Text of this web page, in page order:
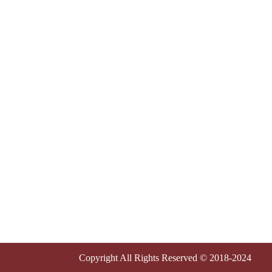
Copyright All Rights Reserved © 2018-2024